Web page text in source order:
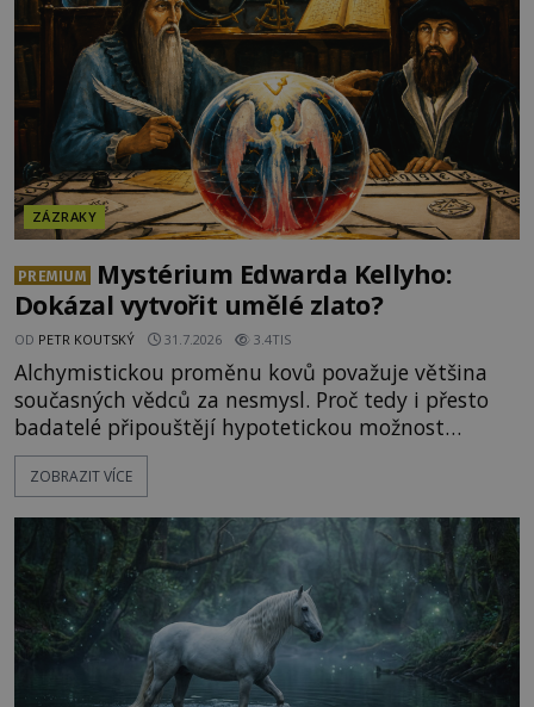
ZÁZRAKY
PREMIUM
Mystérium Edwarda Kellyho:
Dokázal vytvořit umělé zlato?
OD PETR KOUTSKÝ 31.7.2026 3.4TIS
Alchymistickou proměnu kovů považuje většina
současných vědců za nesmysl. Proč tedy i přesto
badatelé připouštějí hypotetickou možnost
transmutace? Mohl její podstatu odhalit anglický
alchymista, vědec a dobrodruh Edward Kelly?
Měšťané pozorují konání muže, který se stává
nesmrtelnou legendou již během
ZOBRAZIT VÍCE